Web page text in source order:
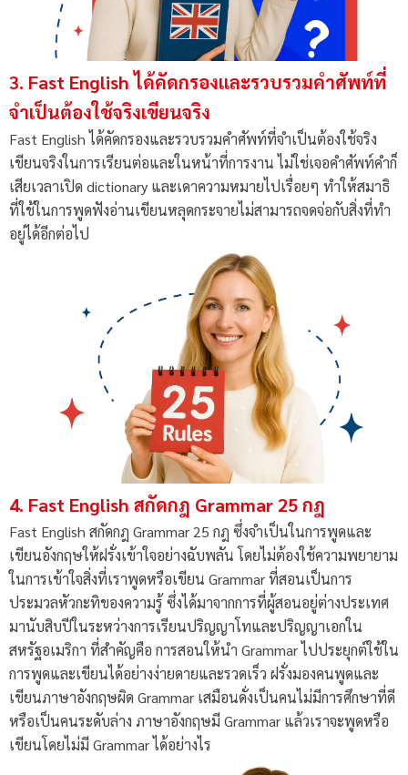
3. Fast English ได้คัดกรองและรวบรวมคำศัพท์ที่
จำเป็นต้องใช้จริงเขียนจริง
Fast English ได้คัดกรองและรวบรวมคำศัพท์ที่จำเป็นต้องใช้จริง
เขียนจริงในการเรียนต่อและในหน้าที่การงาน ไม่ใช่เจอคำศัพท์คำก็
เสียเวลาเปิด dictionary และเดาความหมายไปเรื่อยๆ ทำให้สมาธิ
ที่ใช้ในการพูดฟังอ่านเขียนหลุดกระจายไม่สามารถจดจ่อกับสิ่งที่ทำ
อยู่ได้อีกต่อไป
4. Fast English สกัดกฎ Grammar 25 กฎ
Fast English สกัดกฎ Grammar 25 กฎ ซึ่งจำเป็นในการพูดและ
เขียนอังกฤษให้ฝรั่งเข้าใจอย่างฉับพลัน โดยไม่ต้องใช้ความพยายาม
ในการเข้าใจสิ่งที่เราพูดหรือเขียน Grammar ที่สอนเป็นการ
ประมวลหัวกะทิของความรู้ ซึ่งได้มาจากการที่ผู้สอนอยู่ต่างประเทศ
มานับสิบปีในระหว่างการเรียนปริญญาโทและปริญญาเอกใน
สหรัฐอเมริกา ที่สำคัญคือ การสอนให้นำ Grammar ไปประยุกต์ใช้ใน
การพูดและเขียนได้อย่างง่ายดายและรวดเร็ว ฝรั่งมองคนพูดและ
เขียนภาษาอังกฤษผิด Grammar เสมือนดั่งเป็นคนไม่มีการศึกษาที่ดี
หรือเป็นคนระดับล่าง ภาษาอังกฤษมี Grammar แล้วเราจะพูดหรือ
เขียนโดยไม่มี Grammar ได้อย่างไร